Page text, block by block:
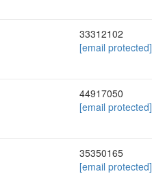
33312102
[email protected]
44917050
[email protected]
35350165
[email protected]